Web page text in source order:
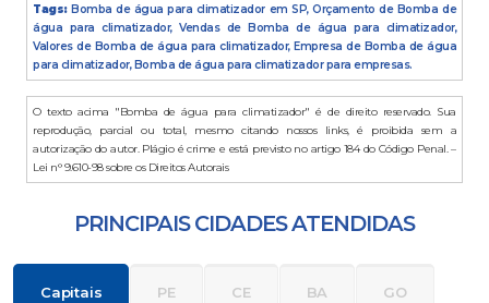
Tags:Bomba de água para climatizador em SP, Orçamento de Bomba de
água para climatizador, Vendas de Bomba de água para climatizador,
Valores de Bomba de água para climatizador, Empresa de Bomba de água
para climatizador, Bomba de água para climatizador para empresas.
O texto acima "Bomba de água para climatizador" é de direito reservado. Sua
reprodução, parcial ou total, mesmo citando nossos links, é proibida sem a
autorização do autor. Plágio é crime e está previsto no artigo 184 do Código Penal. –
Lei n° 9.610-98 sobre os Direitos Autorais
PRINCIPAIS CIDADES ATENDIDAS
Capitais PE CE BA GO